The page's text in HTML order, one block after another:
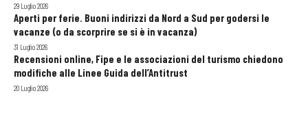
29 Luglio 2026
Aperti per ferie. Buoni indirizzi da Nord a Sud per godersi le
vacanze (o da scorprire se si è in vacanza)
31 Luglio 2026
Recensioni online, Fipe e le associazioni del turismo chiedono
modifiche alle Linee Guida dell’Antitrust
20 Luglio 2026